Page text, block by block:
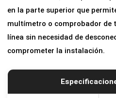
C
T
-
2
|
en la parte superior que
multímetro o comprobador de
línea sin necesidad de
comprometer la instalación.